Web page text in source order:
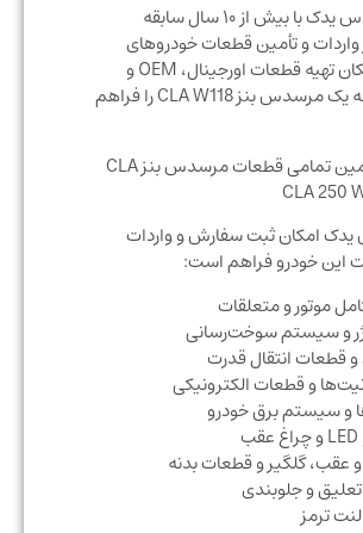
ما در مرسدس یدک با بیش از ۱۰ سال سابقه
و تأمین قطعات خودروهای
اروپایی، امکان تهیه قطعات اورجینال، OEM و
استوک درجه یک مرسدس بنز CLA W118 را فراهم
واردات و تأمین تمامی قطعات مرسدس بنز CLA
ثبت سفارش و واردات
خودرو فراهم است:
و متعلقات
سیستم سوخت‌رسانی
انتقال قدرت
برق خودرو
گلگیر و قطعات بدنه
جلوبندی